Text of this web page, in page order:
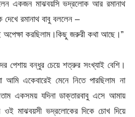
একজন মাঝবয়সি ভদ্রলোক আর রমানাথ
দেখে রমানাথ বাবু বললেন –
করছিলাম।কিছু জরুরী কথা আছে।”
পেশায় বন্ধুর চেয়ে শত্রুর সংখ্যাই বেশি।
একেবারেই মেনে নিতে পারছিলাম না
একসময় যদিনা ডাক্তারবাবু এসে আমায়
মাঝবয়সী ভদ্রলোকের দিকে চোখ দিয়ে